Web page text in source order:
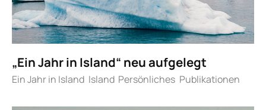
„Ein Jahr in Island“ neu aufgelegt
Ein Jahr in Island Island Persönliches Publikationen